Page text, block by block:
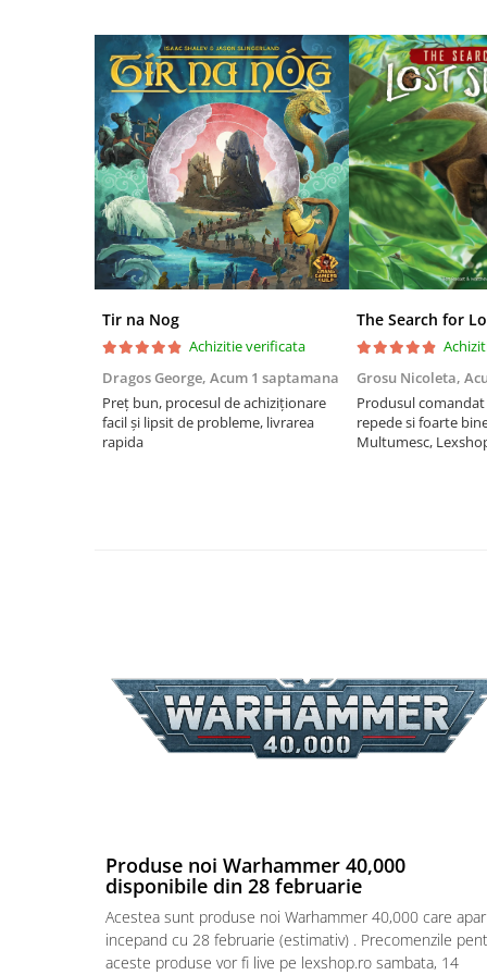
Gundam TCG
Puzzle 1000 piese
Accesorii pentru puzzle
Puzzle 3000 piese
Puzzle 2000 piese
Puzzle 1500 piese
Puzzle 20 piese
Puzzle 60 piese
Puzzle 4 in 1
Puzzle 40 piese
Puzzle 30 piese
Puzzle 120 piese
Puzzle cu 200 piese
Puzzle 2 in 1
Puzzle 1000 piese panorama
Tir na Nog
Achizitie verificata
Dragos George, Acum 1 saptamana
Preț bun, procesul de achiziționare
facil și lipsit de probleme, livrarea
rapida
The Search for
Grosu Nicoleta,
Produsul
repede si foarte
Multumesc,
Produse noi Warhammer 40,000
disponibile din 28 februarie
Acestea sunt produse noi Warhammer 40,000 care apar
incepand cu 28 februarie (estimativ) . Precomenzile
aceste produse vor fi live pe lexshop.ro sambata, 14